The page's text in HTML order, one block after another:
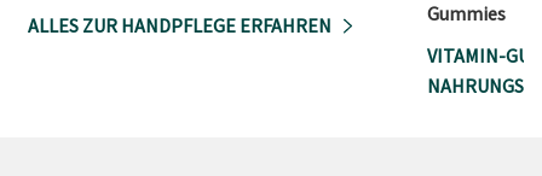
ALLES ZUR HANDPFLEGE ERFAHREN
Gummies
VITAMIN-